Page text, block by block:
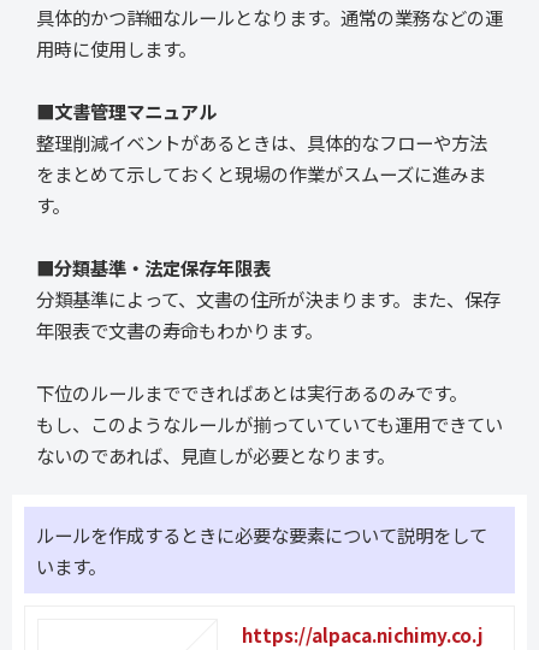
具体的かつ詳細なルールとなります。通常の業務などの運
用時に使用します。
■文書管理マニュアル
整理削減イベントがあるときは、具体的なフローや方法
をまとめて示しておくと現場の作業がスムーズに進みま
す。
■分類基準・法定保存年限表
分類基準によって、文書の住所が決まります。また、保存
年限表で文書の寿命もわかります。
下位のルールまでできればあとは実行あるのみです。
もし、このようなルールが揃っていていても運用できてい
ないのであれば、見直しが必要となります。
ルールを作成するときに必要な要素について説明をして
います。
https://alpaca.nichimy.co.j